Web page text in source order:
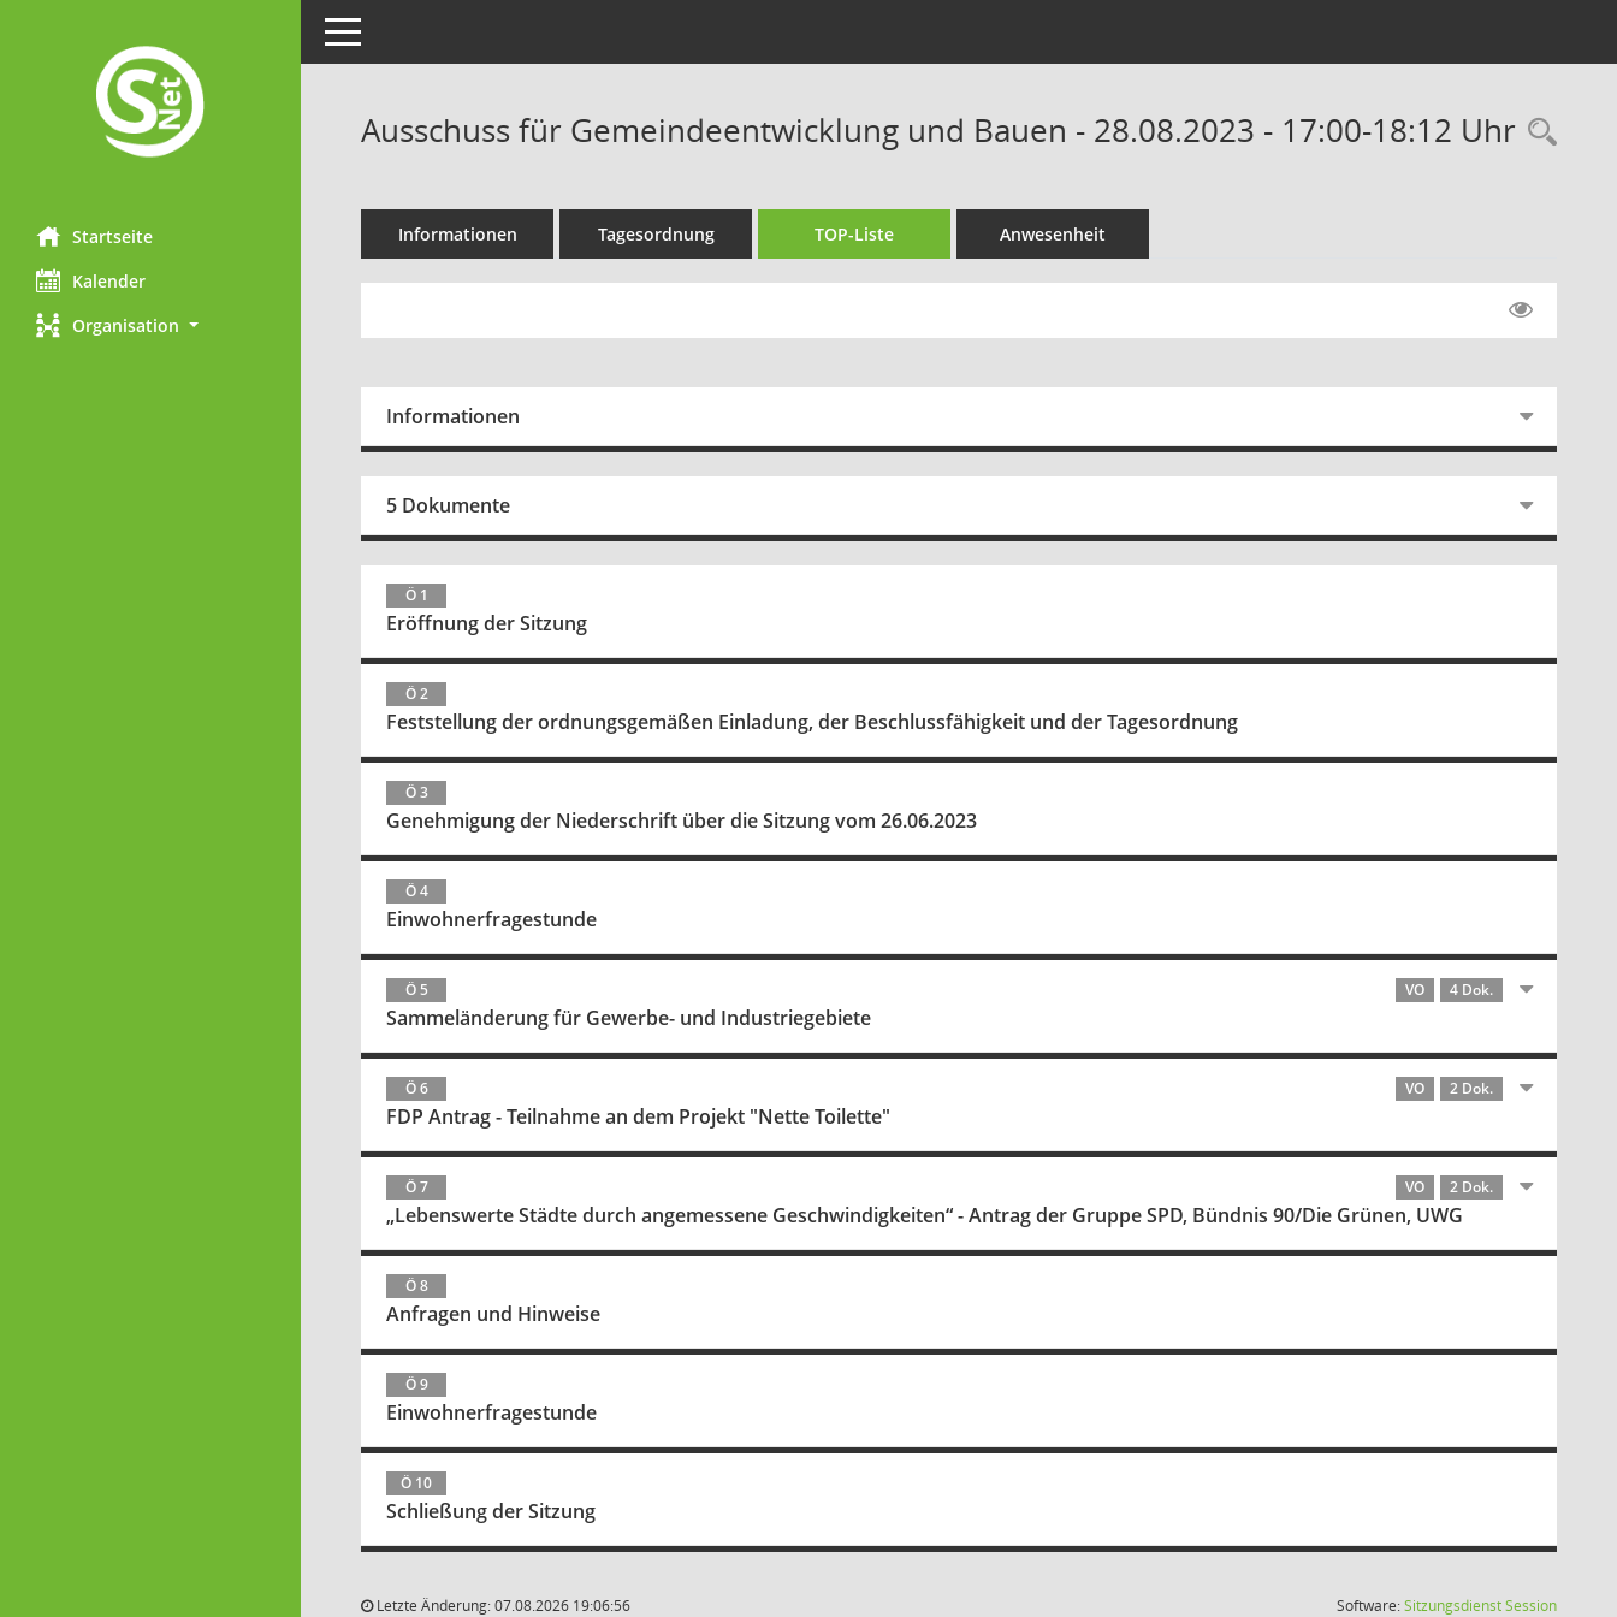
Startseite
Kalender
Organisation
Toggle navigation
Ausschuss für Gemeindeentwicklung und Bauen - 28.08.2023 - 17:00-18:12 Uhr
Informationen Tagesordnung TOP-Liste Anwesenheit
Informationen
5 Dokumente
Ö 1
Eröffnung der Sitzung
Ö 2
Feststellung der ordnungsgemäßen Einladung, der Beschlussfähigkeit und der Tagesordnung
Ö 3
Genehmigung der Niederschrift über die Sitzung vom 26.06.2023
Ö 4
Einwohnerfragestunde
Ö 5 VO 4 Dok.
Sammeländerung für Gewerbe- und Industriegebiete
Ö 6 VO 2 Dok.
FDP Antrag - Teilnahme an dem Projekt "Nette Toilette"
Ö 7 VO 2 Dok.
„Lebenswerte Städte durch angemessene Geschwindigkeiten“ - Antrag der Gruppe SPD, Bündnis 90/Die Grünen, UWG
Ö 8
Anfragen und Hinweise
Ö 9
Einwohnerfragestunde
Ö 10
Schließung der Sitzung
Letzte Änderung: 07.08.2026 19:06:56 Software:SitzungsdienstSession(Wird in